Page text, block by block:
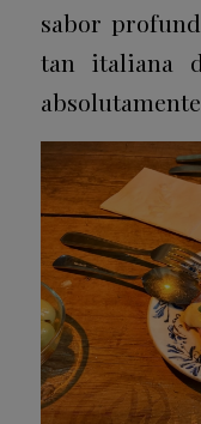
sabor
tan italiana